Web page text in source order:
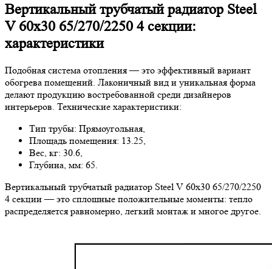
Вертикальный трубчатый радиатор Steel
V 60х30 65/270/2250 4 секции:
характеристики
Подобная система отопления — это эффективный вариант
обогрева помещений. Лаконичный вид и уникальная форма
делают продукцию востребованной среди дизайнеров
интерьеров. Технические характеристики:
Тип трубы: Прямоугольная,
Площадь помещения: 13.25,
Вес, кг: 30.6,
Глубина, мм: 65.
Вертикальный трубчатый радиатор Steel V 60х30 65/270/2250
4 секции — это сплошные положительные моменты: тепло
распределяется равномерно, легкий монтаж и многое другое.